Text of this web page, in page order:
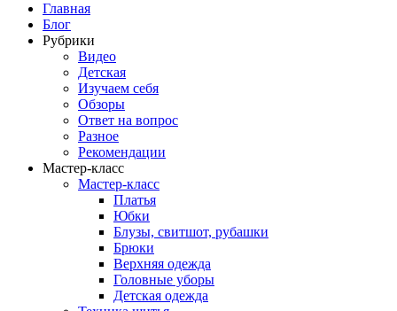
Главная
Блог
Рубрики
Видео
Детская
Изучаем себя
Обзоры
Ответ на вопрос
Разное
Рекомендации
Мастер-класс
Мастер-класс
Платья
Юбки
Блузы, свитшот, рубашки
Брюки
Верхняя одежда
Головные уборы
Детская одежда